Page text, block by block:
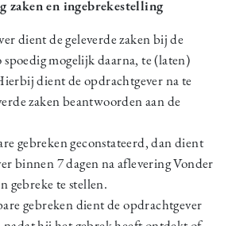
en ingebrekestelling
dient de geleverde zaken bij de
spoedig mogelijk daarna, te (laten)
dient de opdrachtgever na te
zaken beantwoorden aan de
gebreken geconstateerd, dan dient
binnen 7 dagen na aflevering Vonder
gebreke te stellen.
gebreken dient de opdrachtgever